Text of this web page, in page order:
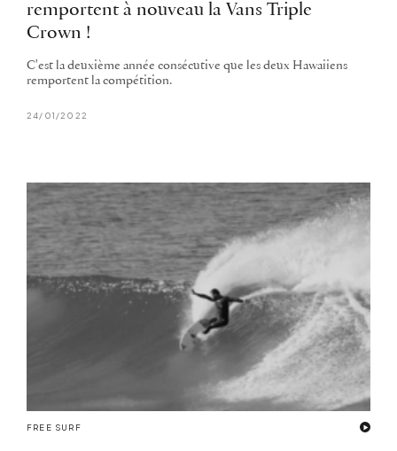
remportent à nouveau la Vans Triple
Crown !
C'est la deuxième année consécutive que les deux Hawaiiens
remportent la compétition.
24/01/2022
FREE SURF